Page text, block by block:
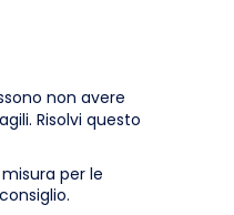
non avere
Risolvi questo
per le